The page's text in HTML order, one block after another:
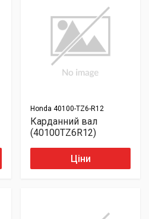
Honda 40100-TZ6-R12
Карданний вал
(40100TZ6R12)
Ціни